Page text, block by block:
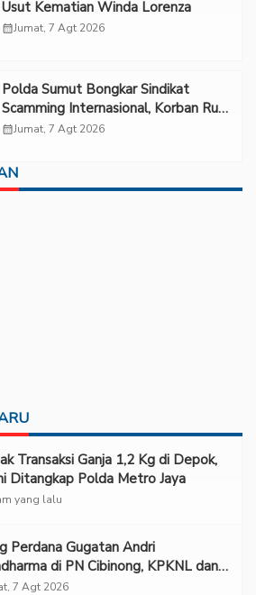
Usut Kematian Winda Lorenza
calendar_monthJumat, 7 Agt 2026
Polda Sumut Bongkar Sindikat
Scamming Internasional, Korban Rugi
Rp6,7 Miliar
calendar_monthJumat, 7 Agt 2026
Transaksi Ganja 1,2 Kg di Depok,
Ditangkap Polda Metro Jaya
yang lalu
Perdana Gugatan Andri
di PN Cibinong, KPKNL dan
Mangkir
7 Agt 2026